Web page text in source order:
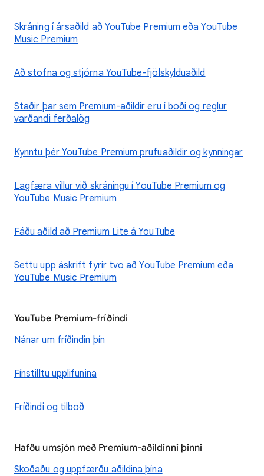
Skráning í ársaðild að YouTube Premium eða YouTube
Music Premium
Að stofna og stjórna YouTube-fjölskylduaðild
Staðir þar sem Premium-aðildir eru í boði og reglur
varðandi ferðalög
Kynntu þér YouTube Premium prufuaðildir og kynningar
Lagfæra villur við skráningu í YouTube Premium og
YouTube Music Premium
Fáðu aðild að Premium Lite á YouTube
Settu upp áskrift fyrir tvo að YouTube Premium eða
YouTube Music Premium
YouTube Premium-fríðindi
Nánar um fríðindin þín
Fínstilltu upplifunina
Fríðindi og tilboð
Hafðu umsjón með Premium-aðildinni þinni
Skoðaðu og uppfærðu aðildina þína